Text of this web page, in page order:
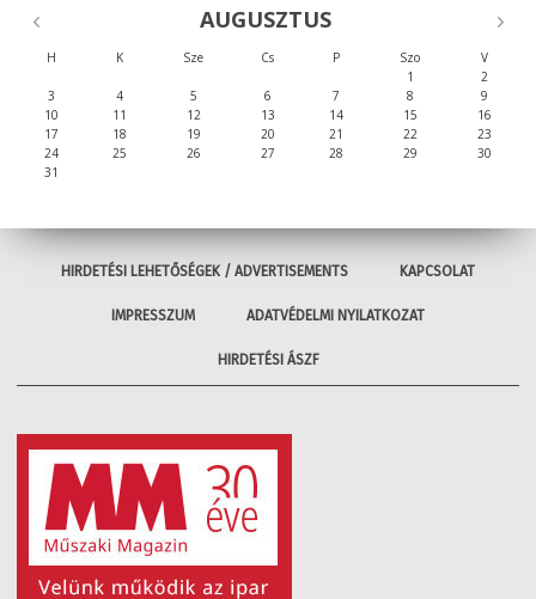
AUGUSZTUS
H K Sze Cs P Szo
V
1
2
3
4 5 6 7 8
9
10
11 12 13 14 15
16
17
18 19 20 21 22
23
24
25 26 27 28 29
30
31
HIRDETÉSI LEHETŐSÉGEK / ADVERTISEMENTS KAPCSOLAT
IMPRESSZUM ADATVÉDELMI NYILATKOZAT
HIRDETÉSI ÁSZF